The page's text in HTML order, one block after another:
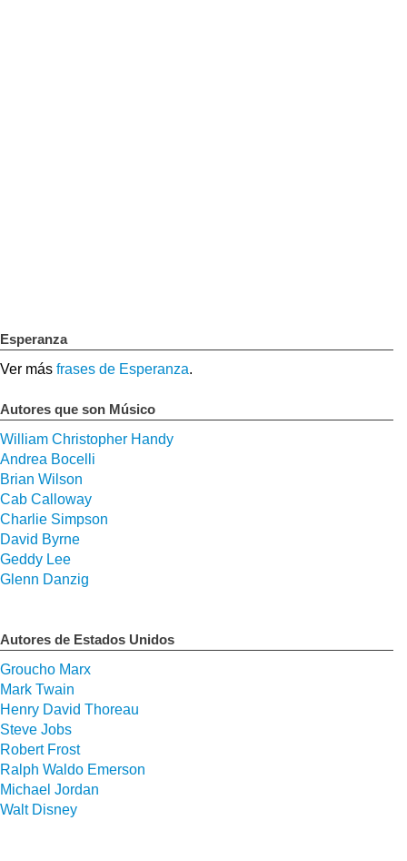
Esperanza
Ver más frases de Esperanza.
Autores que son Músico
William Christopher Handy
Andrea Bocelli
Brian Wilson
Cab Calloway
Charlie Simpson
David Byrne
Geddy Lee
Glenn Danzig
Autores de Estados Unidos
Groucho Marx
Mark Twain
Henry David Thoreau
Steve Jobs
Robert Frost
Ralph Waldo Emerson
Michael Jordan
Walt Disney